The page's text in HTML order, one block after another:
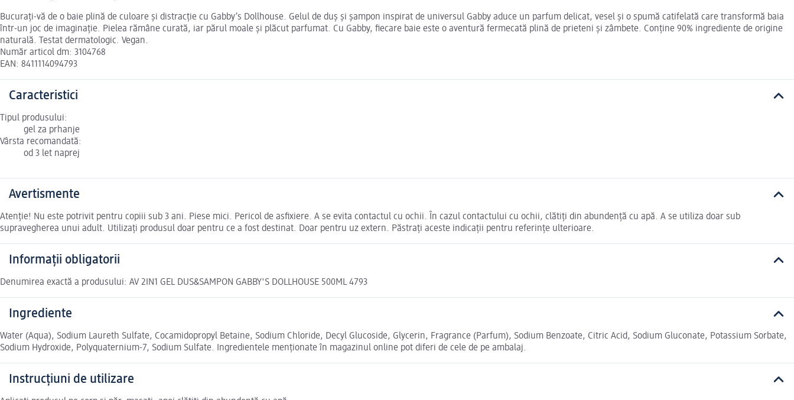
Bucurați-vă de o baie plină de culoare și distracție cu Gabby’s Dollhouse. Gelul de duș și șampon inspirat de universul Gabby aduce un parfum delicat, vesel și o spumă catifelată care transformă baia
într-un joc de imaginație. Pielea rămâne curată, iar părul moale și plăcut parfumat. Cu Gabby, fiecare baie este o aventură fermecată plină de prieteni și zâmbete. Conține 90% ingrediente de origine
naturală. Testat dermatologic. Vegan.
Număr articol dm: 3104768
EAN: 8411114094793
Caracteristici
Tipul produsului:
gel za prhanje
Vârsta recomandată:
od 3 let naprej
Avertismente
Atenție! Nu este potrivit pentru copiii sub 3 ani. Piese mici. Pericol de asfixiere. A se evita contactul cu ochii. În cazul contactului cu ochii, clătiți din abundență cu apă. A se utiliza doar sub
supravegherea unui adult. Utilizați produsul doar pentru ce a fost destinat. Doar pentru uz extern. Păstrați aceste indicații pentru referințe ulterioare.
Informații obligatorii
Denumirea exactă a produsului: AV 2IN1 GEL DUS&SAMPON GABBY'S DOLLHOUSE 500ML 4793
Ingrediente
Water (Aqua), Sodium Laureth Sulfate, Cocamidopropyl Betaine, Sodium Chloride, Decyl Glucoside, Glycerin, Fragrance (Parfum), Sodium Benzoate, Citric Acid, Sodium Gluconate, Potassium Sorbate,
Sodium Hydroxide, Polyquaternium-7, Sodium Sulfate. Ingredientele menționate în magazinul online pot diferi de cele de pe ambalaj.
Instrucțiuni de utilizare